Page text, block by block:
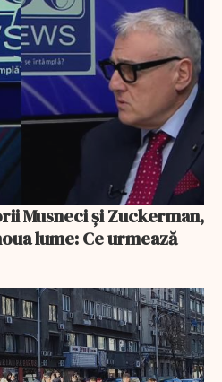
lume: Ce urmează